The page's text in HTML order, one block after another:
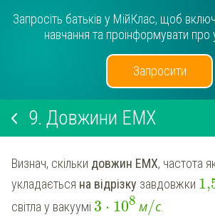
Запросіть батьків у МійКлас, щоб
навчання та проінформувати про
Запросити
9. Довжини ЕМХ
Визнач, скільки довжин ЕМХ, частота
укладається на відрізку завдовжки
світла у вакуумі 3 ⋅ 108 м/с